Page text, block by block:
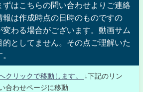
ずはこちらの問い合わせよりご連絡
報は作成時点の日時のものですの
変わる場合がございます。動画サム
的としてません。その点ご理解いた
クリックで移動します。
↓下記のリン
合わせページに移動